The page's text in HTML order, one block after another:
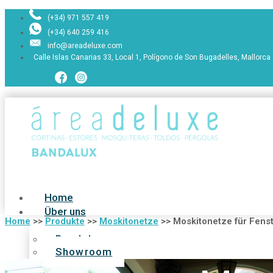
(+34) 971 557 419
(+34) 640 259 416
info@areadeluxe.com
Calle Islas Canarias 33, Local 1, Polígono de Son Bugadelles, Mallorca
Home
Über uns
Bandalux
Showroom
Home >> Produkte >> Moskitonetze >> Moskitonetze für